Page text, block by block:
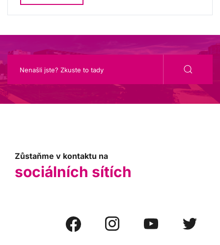
Zůstaňme v kontaktu na
sociálních sítích